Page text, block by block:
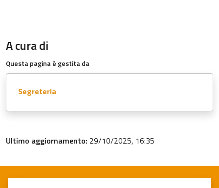
A cura di
Questa pagina è gestita da
Segreteria
Ultimo aggiornamento: 29/10/2025, 16:35